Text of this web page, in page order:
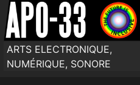
ARTS ELECTRONIQUE,
NUMÉRIQUE, SONORE